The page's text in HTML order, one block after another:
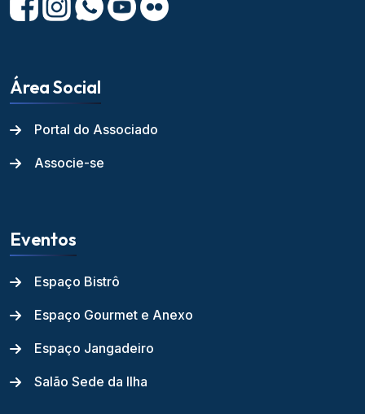
Área Social
Portal do Associado
Associe-se
Eventos
Espaço Bistrô
Espaço Gourmet e Anexo
Espaço Jangadeiro
Salão Sede da Ilha